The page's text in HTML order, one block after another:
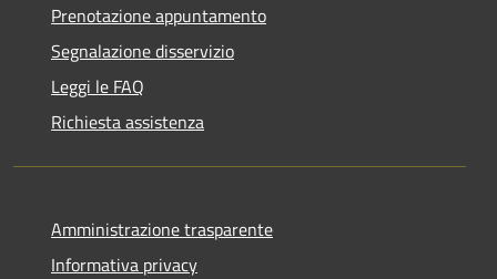
Prenotazione appuntamento
Segnalazione disservizio
Leggi le FAQ
Richiesta assistenza
Amministrazione trasparente
Informativa privacy